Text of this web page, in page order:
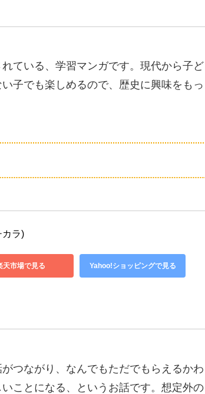
ている、学習マンガです。現代から子ど
子でも楽しめるので、歴史に興味をもっ
カラ)
天市場で見る Yahoo!ショッピングで見る
つながり、なんでもただでもらえるかわ
ことになる、というお話です。想定外の